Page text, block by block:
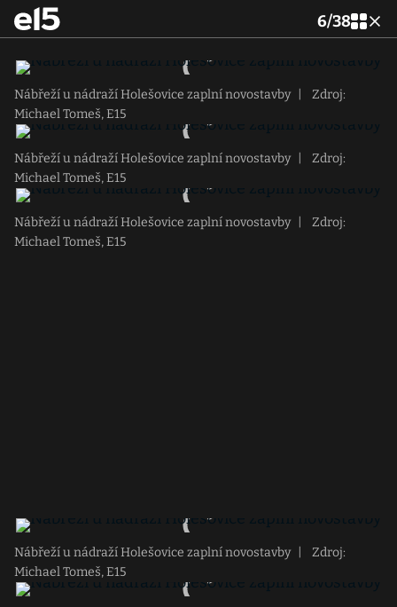
6/38
Nábřeží u nádraží Holešovice zaplní novostavby
Zdroj:
Michael Tomeš, E15
Nábřeží u nádraží Holešovice zaplní novostavby
Zdroj:
Michael Tomeš, E15
Nábřeží u nádraží Holešovice zaplní novostavby
Zdroj:
Michael Tomeš, E15
Nábřeží u nádraží Holešovice zaplní novostavby
Zdroj:
Michael Tomeš, E15